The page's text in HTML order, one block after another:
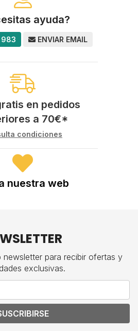
ayuda?
ENVIAR EMAIL
en pedidos
a 70€*
condiciones
nuestra web
newsletter para recibir ofertas y
exclusivas.